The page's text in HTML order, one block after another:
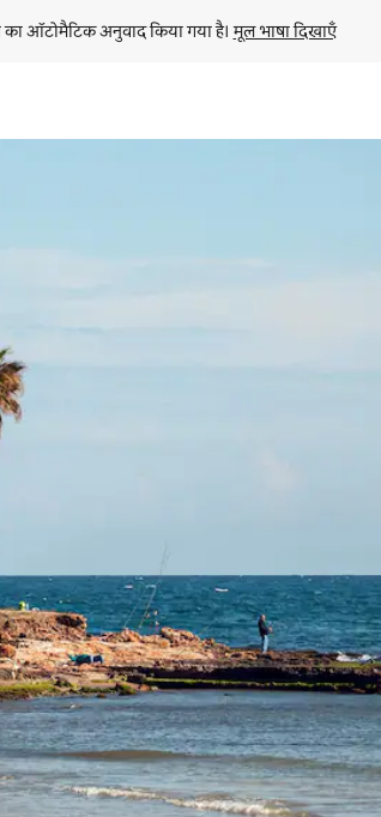
ऑटोमैटिक अनुवाद किया गया है। मूल भाषा दिखाएँ
फिर स्वाइप जेस्चर का इस्तेमाल करके एक्सप्लोर करें।